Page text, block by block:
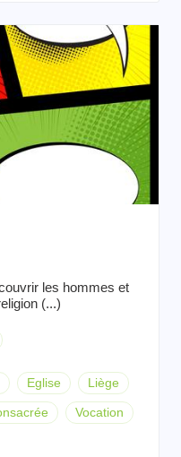
les hommes et
(...)
Eglise Liège
Vocation